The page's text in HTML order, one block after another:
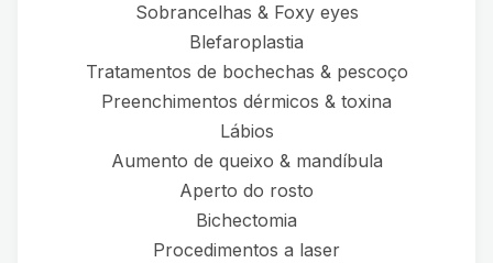
Sobrancelhas & Foxy eyes
Blefaroplastia
Tratamentos de bochechas & pescoço
Preenchimentos dérmicos & toxina
Lábios
Aumento de queixo & mandíbula
Aperto do rosto
Bichectomia
Procedimentos a laser